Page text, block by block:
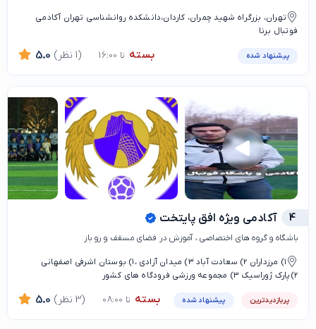
تهران، بزرگراه شهید چمران، کاردان،دانشکده روانشناسی تهران آکادمی
فوتبال برنا
پیشنهاد شده بسته تا 16:00 5.0 (1 نظر)
4 آکادمی ویژه افق پایتخت
باشگاه و گروه های اختصاصی ، آموزش در فضای مسقف و رو باز
۱) مرزداران ۲) سعادت آباد ۳) میدان آزادی ،۱) بوستان اشرفی اصفهانی
۲)پارک ژوراسیک ۳) مجموعه ورزشی فرودگاه های کشور
پربازدیدترین پیشنهاد شده بسته تا 08:00 5.0 (3 نظر)